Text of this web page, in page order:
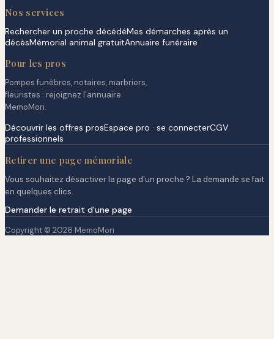
Nos services
Rechercher un proche décédéMes démarches après un
décèsMémorial animal gratuitAnnuaire funéraire
Pour les pros
Pompes funèbres, notaires, marbriers,
fleuristes : rejoignez l'annuaire
MemoMori.
Découvrir les offres prosEspace pro · se connecterCGV
professionnels
Retirer une page mémoriale
Vous souhaitez désactiver la page d'un proche ? La demande se fait
en quelques clics.
Demander le retrait d'une page
Copyright © 2026 MemoMori